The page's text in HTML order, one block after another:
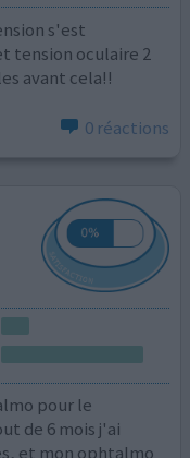
s'est
tension oculaire 2
avant cela!!
0 réactions
pour le
de 6 mois j'ai
et mon ophtalmo